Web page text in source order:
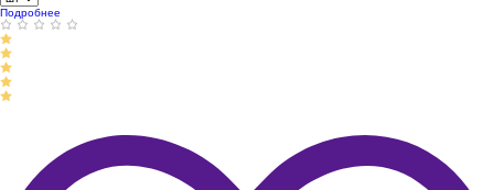
Подробнее